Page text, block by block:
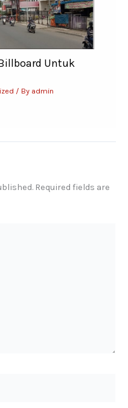
Untuk
/ By admin
Required fields are